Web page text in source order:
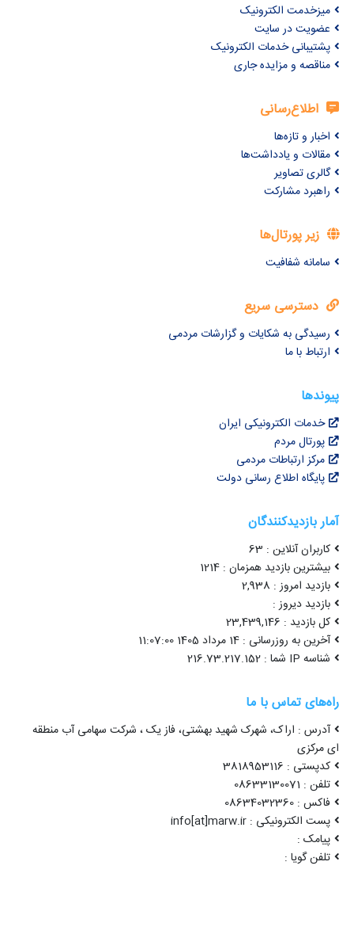
میزخدمت الکترونیک
عضویت در سایت
پشتیبانی خدمات الکترونیک
مناقصه و مزایده جاری
اطلاع‌رسانی
اخبار و تازه‌ها
مقالات و یادداشت‌ها
گالری تصاویر
راهبرد مشارکت
زیر پورتال‌ها
سامانه شفافیت
دسترسی سریع
رسیدگی به شکایات و گزارشات مردمی
ارتباط با ما
پیوندها
خدمات الکترونیکی ایران
پورتال مردم
مرکز ارتباطات مردمی
پایگاه اطلاع رسانی دولت
آمار بازدیدکنندگان
کاربران آنلاین : 63
بیشترین بازدید همزمان : 1214
بازدید امروز : 2,938
بازدید دیروز :
کل بازدید : 23,439,146
آخرین به روزرسانی : 14 مرداد 1405 11:07:00
شناسه IP شما : 216.73.217.152
راه‌های تماس با ما
آدرس : اراک، شهرک شهید بهشتی، فاز یک ، شرکت سهامی آب منطقه
ای مرکزی
کدپستی : 3818953116
تلفن : 08633130071
فاکس : 08634032360
پست الکترونیکی : info[at]marw.ir
پیامک :
تلفن گویا :